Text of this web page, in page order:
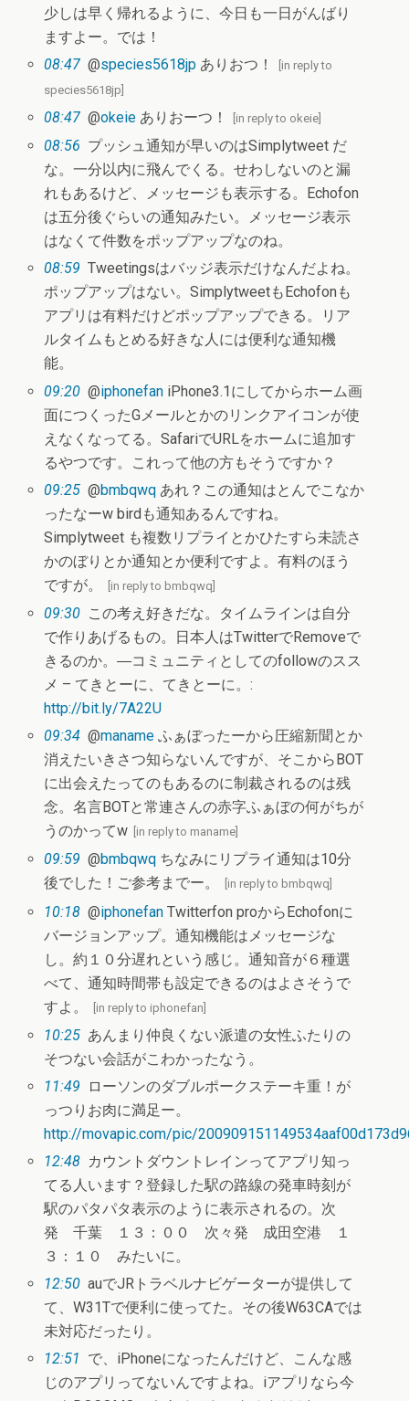
少しは早く帰れるように、今日も一日がんばり
ますよー。では！
08:47 @species5618jp ありおつ！
in reply to
species5618jp
08:47 @okeie ありおーつ！ in reply to okeie
08:56 プッシュ通知が早いのはSimplytweet だ
な。一分以内に飛んでくる。せわしないのと漏
れもあるけど、メッセージも表示する。Echofon
は五分後ぐらいの通知みたい。メッセージ表示
はなくて件数をポップアップなのね。
08:59 Tweetingsはバッジ表示だけなんだよね。
ポップアップはない。SimplytweetもEchofonも
アプリは有料だけどポップアップできる。リア
ルタイムもとめる好きな人には便利な通知機
能。
09:20 @iphonefan iPhone3.1にしてからホーム画
面につくったGメールとかのリンクアイコンが使
えなくなってる。SafariでURLをホームに追加す
るやつです。これって他の方もそうですか？
09:25 @bmbqwq あれ？この通知はとんでこなか
ったなーw birdも通知あるんですね。
Simplytweet も複数リプライとかひたすら未読さ
かのぼりとか通知とか便利ですよ。有料のほう
ですが。
in reply to bmbqwq
09:30 この考え好きだな。タイムラインは自分
で作りあげるもの。日本人はTwitterでRemoveで
きるのか。―コミュニティとしてのfollowのスス
メ – てきとーに、てきとーに。:
http://bit.ly/7A22U
09:34 @maname ふぁぼったーから圧縮新聞とか
消えたいきさつ知らないんですが、そこからBOT
に出会えたってのもあるのに制裁されるのは残
念。名言BOTと常連さんの赤字ふぁぼの何がちが
うのかってw
in reply to maname
09:59 @bmbqwq ちなみにリプライ通知は10分
後でした！ご参考までー。
in reply to bmbqwq
10:18 @iphonefan Twitterfon proからEchofonに
バージョンアップ。通知機能はメッセージな
し。約１０分遅れという感じ。通知音が６種選
べて、通知時間帯も設定できるのはよさそうで
すよ。
[in reply to iphonefan]
10:25 あんまり仲良くない派遣の女性ふたりの
そつない会話がこわかったなう。
11:49
ローソンのダブルポークステーキ重！が
っつりお肉に満足ー。
http://movapic.com/pic/
12:48 カウントダウントレインってアプリ知っ
てる人います？登録した駅の路線の発車時刻が
駅のパタパタ表示のように表示されるの。次
発 千葉 １３：００ 次々発 成田空港 １
３：１０ みたいに。
12:50 auでJRトラベルナビゲーターが提供して
て、W31Tで便利に使ってた。その後W63CAでは
未対応だったり。
12:51 で、iPhoneになったんだけど、こんな感
じのアプリってないんですよね。iアプリなら今